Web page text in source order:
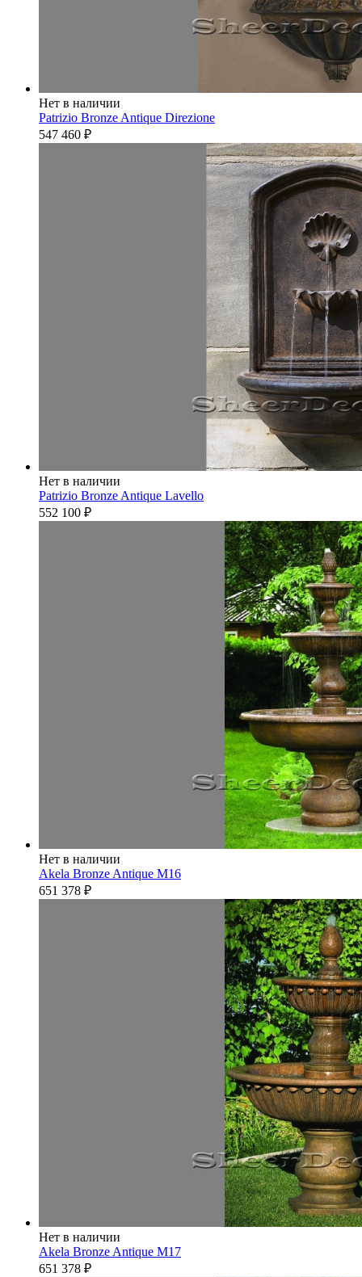
Нет в наличии
Patrizio Bronze Antique Direzione
547 460 ₽
Нет в наличии
Patrizio Bronze Antique Lavello
552 100 ₽
Нет в наличии
Akela Bronze Antique M16
651 378 ₽
Нет в наличии
Akela Bronze Antique M17
651 378 ₽